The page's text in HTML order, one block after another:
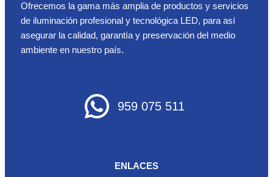
Ofrecemos la gama más amplia de productos y servicios
de iluminación profesional y tecnológica LED, para así
asegurar la calidad, garantía y preservación del medio
ambiente en nuestro país.
959 075 511
ENLACES